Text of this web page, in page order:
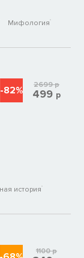
Мифология
история
-82% 2699р
499 р
1100р